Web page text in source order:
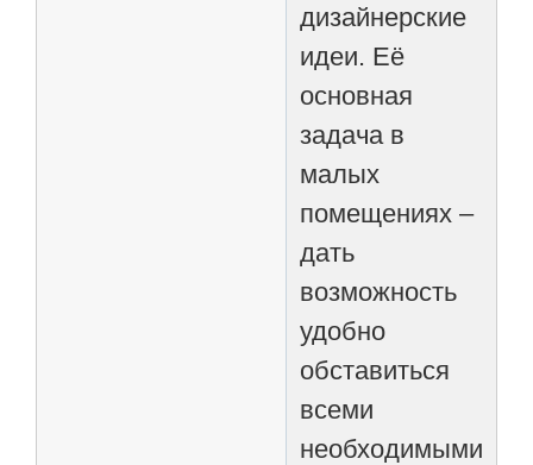
дизайнерские
идеи. Её
основная
задача в
малых
помещениях –
дать
возможность
удобно
обставиться
всеми
необходимыми